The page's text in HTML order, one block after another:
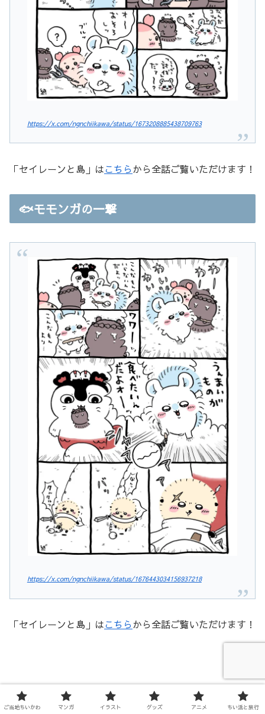
https://x.com/ngnchiikawa/status/1673208885438709763
「セイレーンと島」はこちら から全話ご覧いただけます！
🐟モモンガの一撃
https://x.com/ngnchiikawa/status/1676443034156937218
「セイレーンと島」はこちら から全話ご覧いただけます！
ご当地ちいかわ マンガ イラスト グッズ アニメ ちい活と旅行